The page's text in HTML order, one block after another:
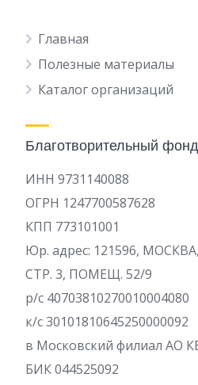
Главная
Полезные материалы
Каталог организаций
Благотворительный
ИНН 9731140088
ОГРН 1247700587628
КПП 773101001
Юр. адрес: 121596,
СТР. 3, ПОМЕЩ. 52/9
р/c 40703810270010004080
к/с 30101810645250000092
в Московский филиал АО
БИК 044525092